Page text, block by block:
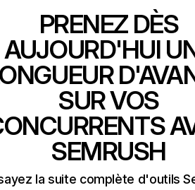
PRENEZ DÈS
AUJOURD'HUI
SUR VOS
SEMRUSH
la suite complète d'outils